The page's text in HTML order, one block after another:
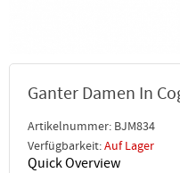
Ganter Damen In
Artikelnummer: BJM834
Verfügbarkeit:Auf Lager
Quick Overview